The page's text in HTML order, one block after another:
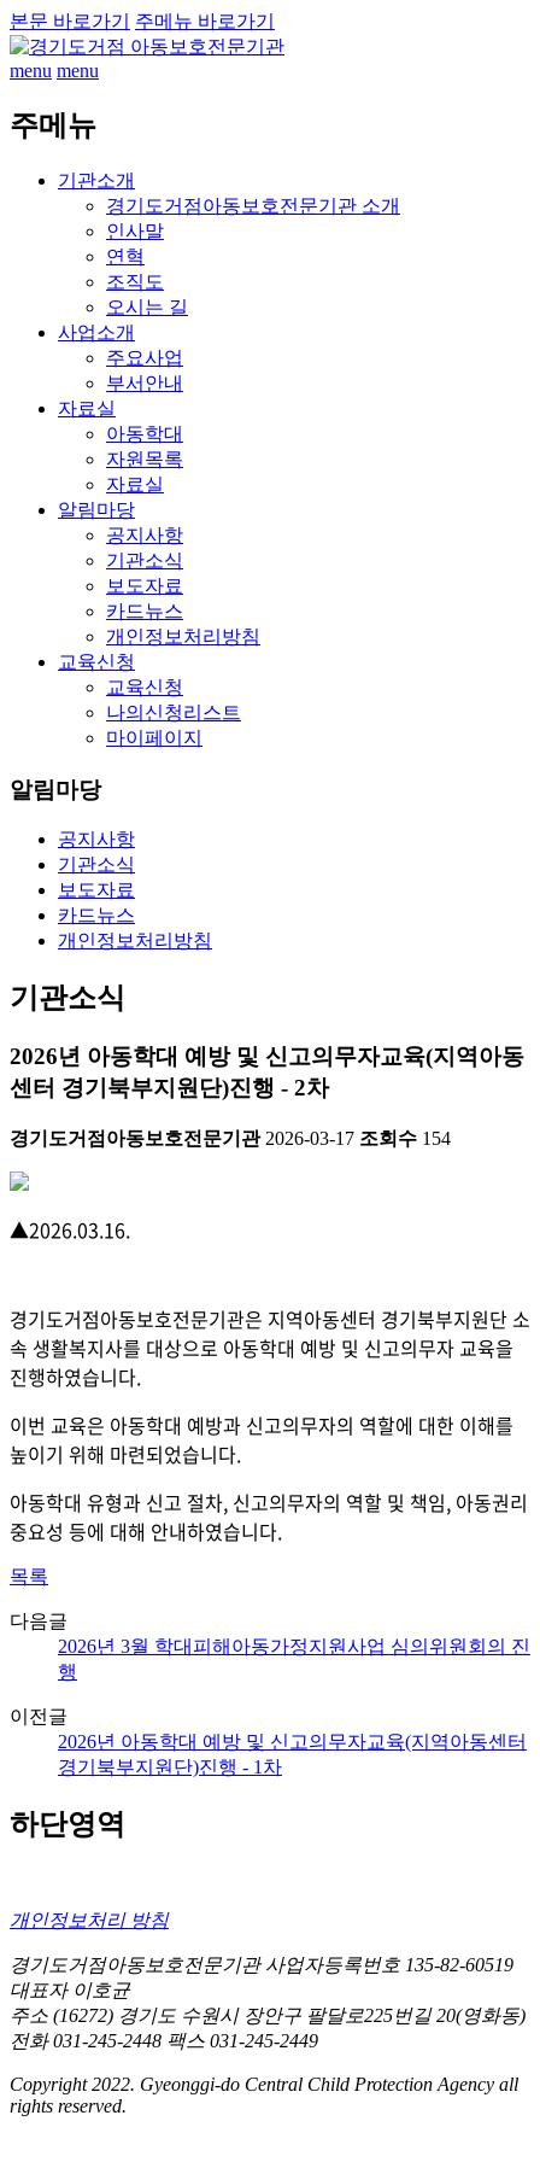
본문 바로가기 주메뉴 바로가기
menu menu
주메뉴
기관소개
경기도거점아동보호전문기관 소개
인사말
연혁
조직도
오시는 길
사업소개
주요사업
부서안내
자료실
아동학대
자원목록
자료실
알림마당
공지사항
기관소식
보도자료
카드뉴스
개인정보처리방침
교육신청
교육신청
나의신청리스트
마이페이지
알림마당
공지사항
기관소식
보도자료
카드뉴스
개인정보처리방침
기관소식
2026년 아동학대 예방 및 신고의무자교육(지역아동
센터 경기북부지원단)진행 - 2차
경기도거점아동보호전문기관 2026-03-17 조회수 154
▲2026.03.16.
경기도거점아동보호전문기관은 지역아동센터 경기북부지원단 소
속 생활복지사를 대상으로 아동학대 예방 및 신고의무자 교육을
진행하였습니다.
이번 교육은 아동학대 예방과 신고의무자의 역할에 대한 이해를
높이기 위해 마련되었습니다.
아동학대 유형과 신고 절차, 신고의무자의 역할 및 책임, 아동권리
중요성 등에 대해 안내하였습니다.
목록
다음글
2026년 3월 학대피해아동가정지원사업 심의위원회의 진
행
이전글
2026년 아동학대 예방 및 신고의무자교육(지역아동센터
경기북부지원단)진행 - 1차
하단영역
개인정보처리 방침
경기도거점아동보호전문기관 사업자등록번호 135-82-60519
대표자 이호균
주소 (16272) 경기도 수원시 장안구 팔달로225번길 20(영화동)
전화 031-245-2448 팩스 031-245-2449
Copyright 2022. Gyeonggi-do Central Child Protection Agency all
rights reserved.